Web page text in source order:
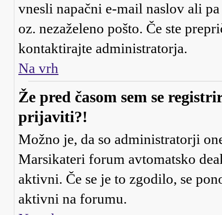
vnesli napačni e-mail naslov ali
oz. nezaželeno pošto. Če ste
kontaktirajte administratorja.
Na vrh
Že pred časom sem se
prijaviti?!
Možno je, da so administratorji
Marsikateri forum avtomatsko
aktivni. Če se je to zgodilo, se
aktivni na forumu.